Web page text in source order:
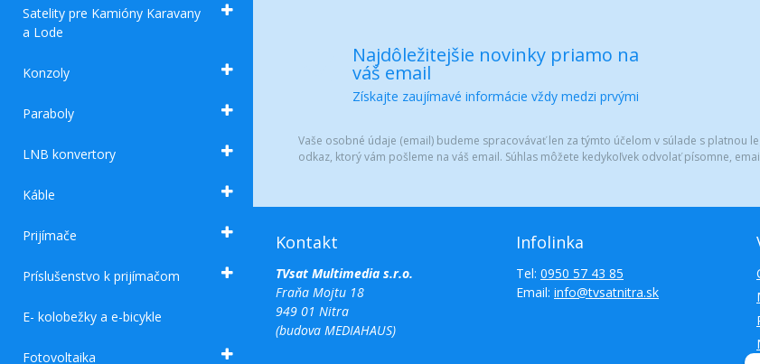
Satelity pre Kamióny Karavany
a Lode
Konzoly
Paraboly
LNB konvertory
Káble
Prijímače
Príslušenstvo k prijímačom
E- kolobežky a e-bicykle
Fotovoltaika
Najdôležitejšie novinky priamo na
váš email
Získajte zaujímavé informácie vždy medzi prvými
Vaše osobné údaje (email) budeme spracovávať len za týmto účelom v súlade s platnou
odkaz, ktorý vám pošleme na váš email. Súhlas môžete kedykoľvek odvolať písomne,
Kontakt
TVsat Multimedia s.r.o.
Fraňa Mojtu 18
949 01 Nitra
(budova MEDIAHAUS)
Infolinka
Tel: 0950 57 43 85
Email: info@tvsatnitra.sk